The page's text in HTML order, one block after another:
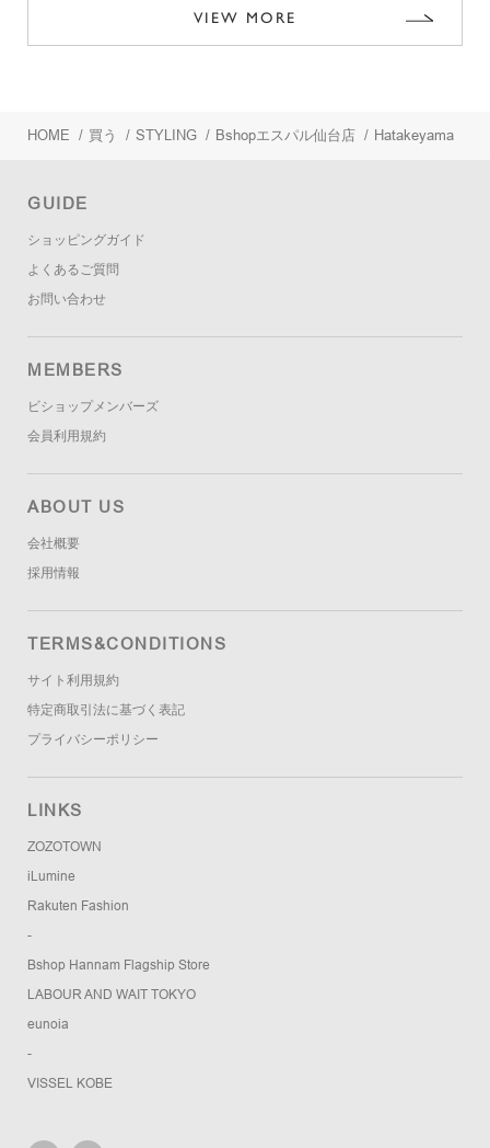
VIEW MORE
HOME / 買う / STYLING / Bshopエスパル仙台店 / Hatakeyama
GUIDE
ショッピングガイド
よくあるご質問
お問い合わせ
MEMBERS
ビショップメンバーズ
会員利用規約
ABOUT US
会社概要
採用情報
TERMS&CONDITIONS
サイト利用規約
特定商取引法に基づく表記
プライバシーポリシー
LINKS
ZOZOTOWN
iLumine
Rakuten Fashion
-
Bshop Hannam Flagship Store
LABOUR AND WAIT TOKYO
eunoia
-
VISSEL KOBE